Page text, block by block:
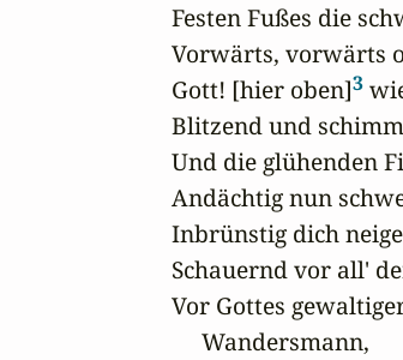
Festen Fußes die
Vorwärts, vorwärts
Gott! [hier oben]3
Blitzend und
Und die glühenden
Andächtig nun
Inbrünstig dich neige
Schauernd vor all'
Vor Gottes
     Wandersmann,